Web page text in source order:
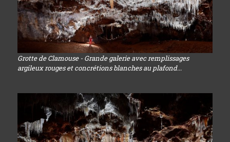
Grotte de Clamouse - Grande galerie avec remplissages
argileux rouges et concrétions blanches au plafond...